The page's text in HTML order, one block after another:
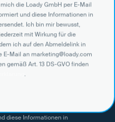
um über Neuigkeiten zu
neuen Funktionen
zu bleiben.
Loady GmbH per E-Mail über
diese Informationen in
die Loady GmbH per E-Mail
und diese Informationen in
Ich bin mir bewusst,
mit Wirkung für die
ich auf den Abmeldelink in
Mail an marketing@loady.com
gemäß Art. 13 DS-GVO finden
.